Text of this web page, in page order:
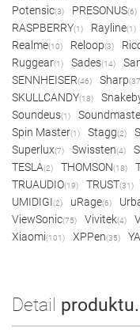
Potensic(3) PRESONUS(6)
RASPBERRY(1) Rayline(1)
Realme(10) Reloop(3)
Ruggear(1) Sades(14)
SENNHEISER(46) Sharp
SKULLCANDY(18)
Soundeus(1)
Spin Master(1) Stagg(2)
Superlux(7) Swissten(4)
TESLA(2) THOMSON(18)
TRUAUDIO(19) TRUST(31)
UMIDIGI(2) uRage(6)
ViewSonic(75) Vivitek(4)
Xiaomi(101) XPPen(35)
Detail